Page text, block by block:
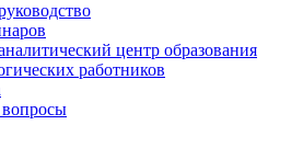
центр образования
работников
вопросы